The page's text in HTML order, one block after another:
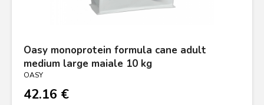
Oasy monoprotein formula cane adult
medium large maiale 10 kg
OASY
42.16 €